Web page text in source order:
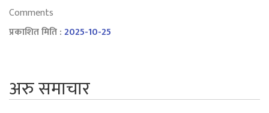
Comments
प्रकाशित मिति :2025-10-25
अरु समाचार